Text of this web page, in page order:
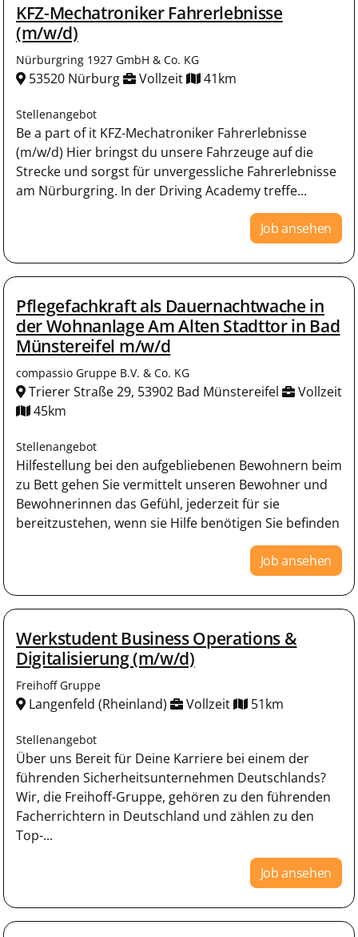
KFZ-Mechatroniker Fahrerlebnisse
(m/w/d)
Nürburgring 1927 GmbH & Co. KG
53520 Nürburg Vollzeit 41km
Stellenangebot
Be a part of it KFZ-Mechatroniker Fahrerlebnisse
(m/w/d) Hier bringst du unsere Fahrzeuge auf die
Strecke und sorgst für unvergessliche Fahrerlebnisse
am Nürburgring. In der Driving Academy treffe...
Job ansehen
Pflegefachkraft als Dauernachtwache in
der Wohnanlage Am Alten Stadttor in Bad
Münstereifel m/w/d
compassio Gruppe B.V. & Co. KG
Trierer Straße 29, 53902 Bad Münstereifel
Vollzeit
45km
Stellenangebot
Hilfestellung bei den aufgebliebenen Bewohnern beim
zu Bett gehen Sie vermittelt unseren Bewohner und
Bewohnerinnen das Gefühl, jederzeit für sie
bereitzustehen, wenn sie Hilfe benötigen Sie befinden
Job ansehen
Werkstudent Business Operations &
Digitalisierung (m/w/d)
Freihoff Gruppe
Langenfeld (Rheinland) Vollzeit 51km
Stellenangebot
Über uns Bereit für Deine Karriere bei einem der
führenden Sicherheitsunternehmen Deutschlands?
Wir, die Freihoff-Gruppe, gehören zu den führenden
Facherrichtern in Deutschland und zählen zu den
Top-...
Job ansehen